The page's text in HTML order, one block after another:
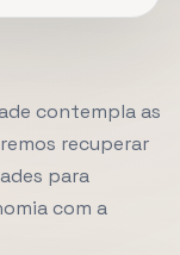
contempla as
recuperar
para
com a